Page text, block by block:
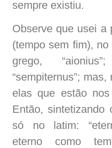
sempre existiu.
Observe que usei a
(tempo sem fim), no
grego,
“sempiternus”;
elas que estão
Então, sintetizando
só no latim:
eterno como